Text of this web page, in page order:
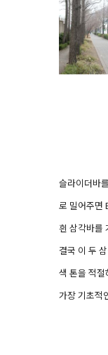
슬라이더바
로 밀어주면
흰 삼각바를
결국 이 두
색 톤을 적절
가장 기초적